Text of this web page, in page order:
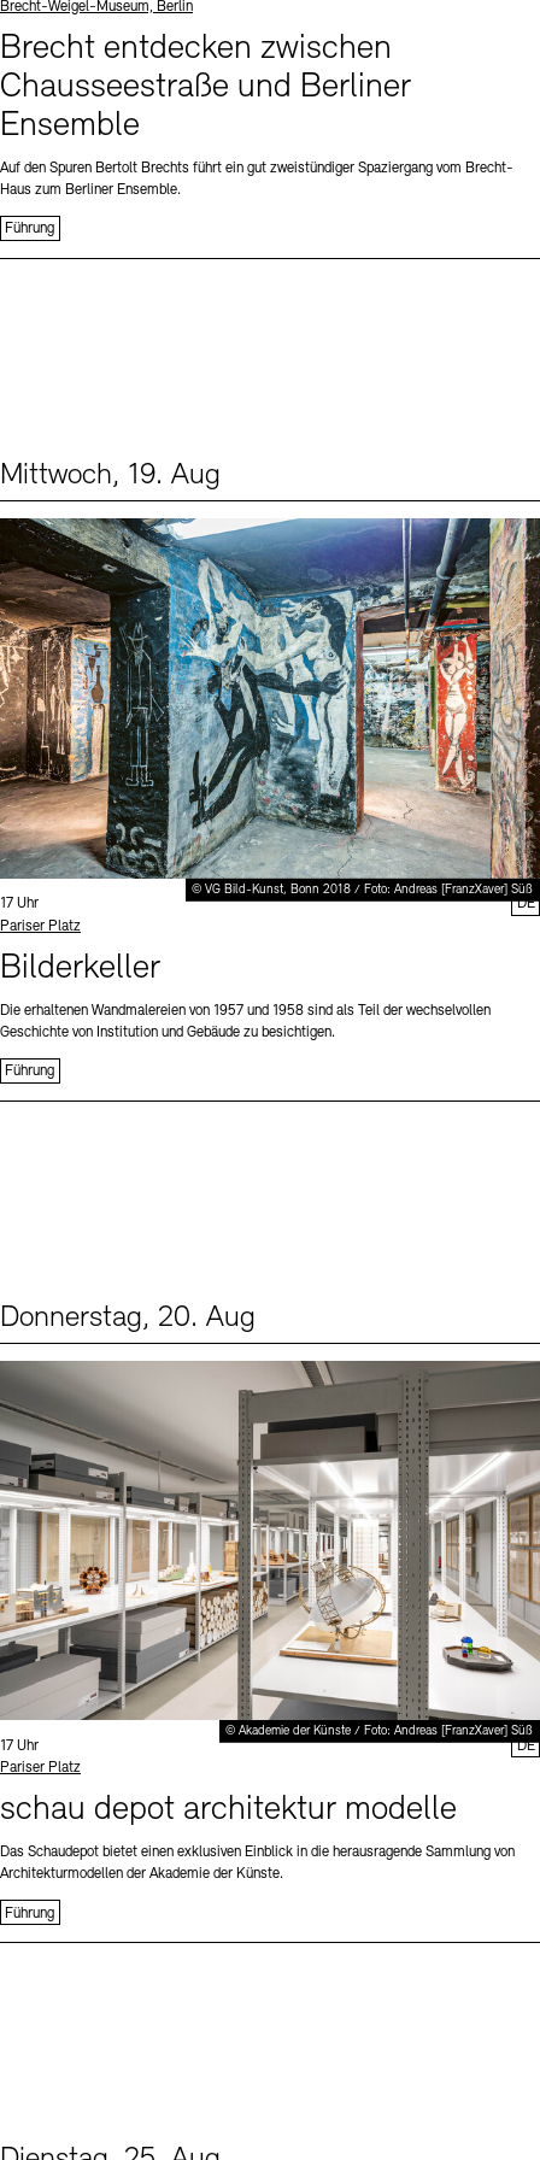
Standort
Brecht-Weigel-Museum, Berlin
Brecht entdecken zwischen
Chausseestraße und Berliner
Ensemble
Auf den Spuren Bertolt Brechts führt ein gut zweistündiger Spaziergang vom Brecht-
Haus zum Berliner Ensemble.
Führung
Mittwoch, 19. Aug
© VG Bild-Kunst, Bonn 2018 / Foto: Andreas [FranzXaver] Süß
Uhrzeit:
17 Uhr
Standort
Pariser Platz
Bilderkeller
Die erhaltenen Wandmalereien von 1957 und 1958 sind als Teil der wechselvollen
Geschichte von Institution und Gebäude zu besichtigen.
Führung
DE
Donnerstag, 20. Aug
© Akademie der Künste / Foto: Andreas [FranzXaver] Süß
Uhrzeit:
17 Uhr
Standort
Pariser Platz
schau depot architektur modelle
Das Schaudepot bietet einen exklusiven Einblick in die herausragende Sammlung von
Architekturmodellen der Akademie der Künste.
Führung
DE